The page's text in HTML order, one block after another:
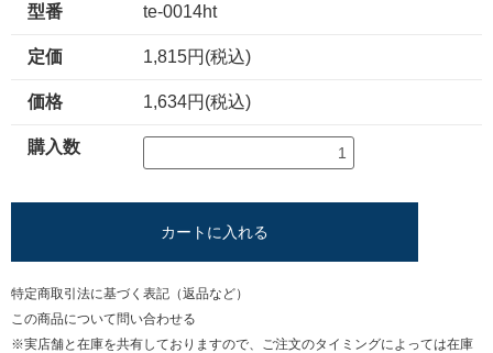
型番 te-0014ht
定価 1,815円(税込)
価格 1,634円(税込)
購入数
カートに入れる
特定商取引法に基づく表記（返品など）
この商品について問い合わせる
※実店舗と在庫を共有しておりますので、ご注文のタイミングによっては在庫